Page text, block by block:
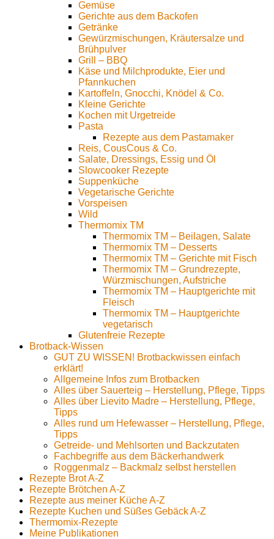
Gemüse
Gerichte aus dem Backofen
Getränke
Gewürzmischungen, Kräutersalze und
Brühpulver
Grill – BBQ
Käse und Milchprodukte, Eier und
Pfannkuchen
Kartoffeln, Gnocchi, Knödel & Co.
Kleine Gerichte
Kochen mit Urgetreide
Pasta
Rezepte aus dem Pastamaker
Reis, CousCous & Co.
Salate, Dressings, Essig und Öl
Slowcooker Rezepte
Suppenküche
Vegetarische Gerichte
Vorspeisen
Wild
Thermomix TM
Thermomix TM – Beilagen, Salate
Thermomix TM – Desserts
Thermomix TM – Gerichte mit Fisch
Thermomix TM – Grundrezepte,
Würzmischungen, Aufstriche
Thermomix TM – Hauptgerichte mit
Fleisch
Thermomix TM – Hauptgerichte
vegetarisch
Glutenfreie Rezepte
Brotback-Wissen
GUT ZU WISSEN! Brotbackwissen einfach
erklärt!
Allgemeine Infos zum Brotbacken
Alles über Sauerteig – Herstellung, Pflege, Tipps
Alles über Lievito Madre – Herstellung, Pflege,
Tipps
Alles rund um Hefewasser – Herstellung, Pflege,
Tipps
Getreide- und Mehlsorten und Backzutaten
Fachbegriffe aus dem Bäckerhandwerk
Roggenmalz – Backmalz selbst herstellen
Rezepte Brot A-Z
Rezepte Brötchen A-Z
Rezepte aus meiner Küche A-Z
Rezepte Kuchen und Süßes Gebäck A-Z
Thermomix-Rezepte
Meine Publikationen